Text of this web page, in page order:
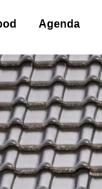
Agenda